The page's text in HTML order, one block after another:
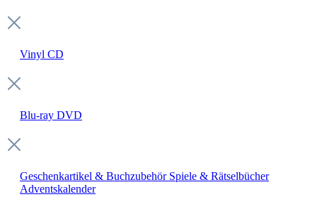
Vinyl CD
Blu-ray DVD
Geschenkartikel & Buchzubehör Spiele & Rätselbücher
Adventskalender